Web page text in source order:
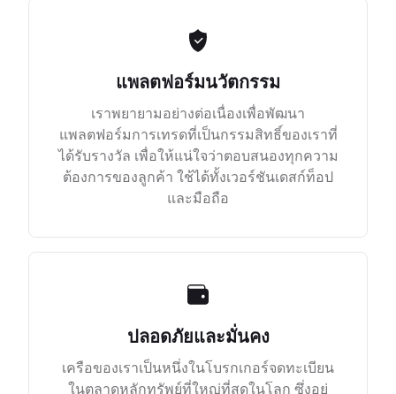
แพลตฟอร์มนวัตกรรม
เราพยายามอย่างต่อเนื่องเพื่อพัฒนา
แพลตฟอร์มการเทรดที่เป็นกรรมสิทธิ์ของเราที่
ได้รับรางวัล เพื่อให้แน่ใจว่าตอบสนองทุกความ
ต้องการของลูกค้า ใช้ได้ทั้งเวอร์ชันเดสก์ท็อป
และมือถือ
ปลอดภัยและมั่นคง
เครือของเราเป็นหนึ่งในโบรกเกอร์จดทะเบียน
ในตลาดหลักทรัพย์ที่ใหญ่ที่สุดในโลก ซึ่งอยู่